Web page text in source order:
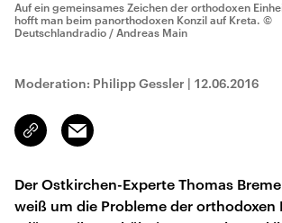
Auf ein gemeinsames Zeichen der orthodoxen
hofft man beim panorthodoxen Konzil auf Kreta. ©
Deutschlandradio / Andreas Main
Moderation: Philipp Gessler | 12.06.2016
Link
kopieren/teilen
Email
Der Ostkirchen-Experte Thomas
weiß um die Probleme der orthodoxen